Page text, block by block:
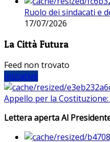
Ruolo dei sindacati e
17/07/2026
La Città Futura
Feed non trovato
Iniziative
Appello per la
Lettera aperta Al